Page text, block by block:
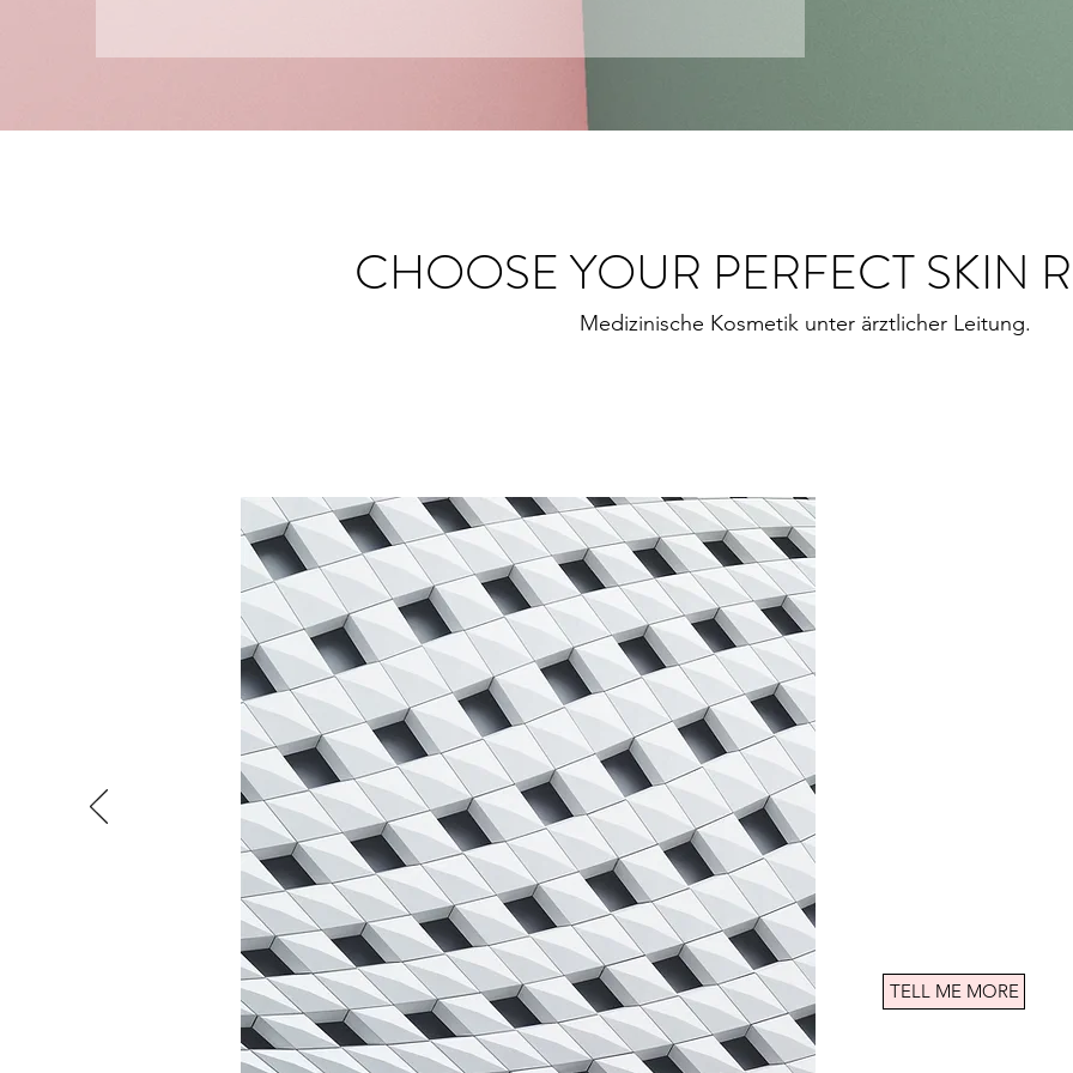
CHOOSE YOUR PERFECT SKIN
Medizinische Kosmetik unter ärztlicher Leitung.
TELL ME MORE